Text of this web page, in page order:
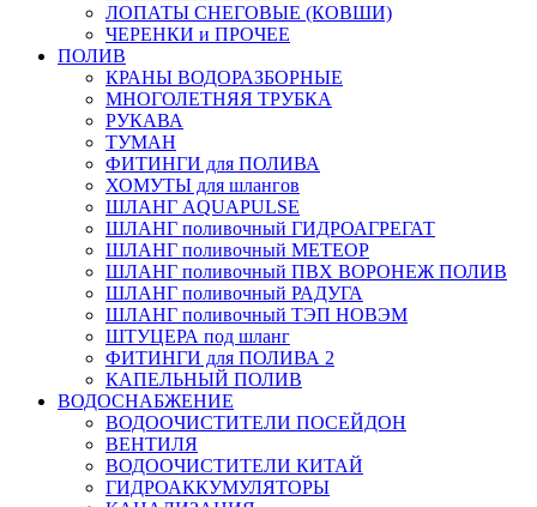
ЛОПАТЫ СНЕГОВЫЕ (КОВШИ)
ЧЕРЕНКИ и ПРОЧЕЕ
ПОЛИВ
КРАНЫ ВОДОРАЗБОРНЫЕ
МНОГОЛЕТНЯЯ ТРУБКА
РУКАВА
ТУМАН
ФИТИНГИ для ПОЛИВА
ХОМУТЫ для шлангов
ШЛАНГ AQUAPULSE
ШЛАНГ поливочный ГИДРОАГРЕГАТ
ШЛАНГ поливочный МЕТЕОР
ШЛАНГ поливочный ПВХ ВОРОНЕЖ ПОЛИВ
ШЛАНГ поливочный РАДУГА
ШЛАНГ поливочный ТЭП НОВЭМ
ШТУЦЕРА под шланг
ФИТИНГИ для ПОЛИВА 2
КАПЕЛЬНЫЙ ПОЛИВ
ВОДОСНАБЖЕНИЕ
ВОДООЧИСТИТЕЛИ ПОСЕЙДОН
ВЕНТИЛЯ
ВОДООЧИСТИТЕЛИ КИТАЙ
ГИДРОАККУМУЛЯТОРЫ